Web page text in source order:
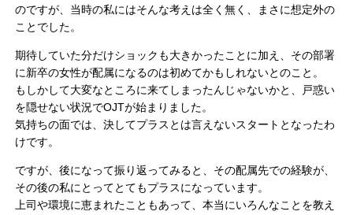
のですが、当時の私にはそんな考えは全く無く、まさに想定外の
ことでした。
期待していた分だけショックも大きかったことに加え、その部署
に新卒の女性が配属になるのは初めてかもしれないとのこと。
もしかして大変なところに来てしまったんじゃないかと、戸惑い
を隠せない状況でOJTが始まりました。
気持ちの面では、決してプラスとは言えないスタートとなったわ
けです。
ですが、後になって振り返ってみると、その配属先での経験が、
その後の私にとってとてもプラスになっています。
上司や環境に恵まれたこともあって、本当にいろんなことを教え